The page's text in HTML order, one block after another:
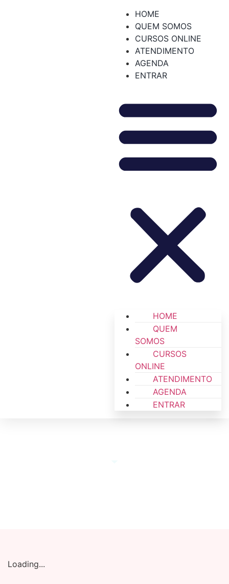
HOME
QUEM SOMOS
CURSOS ONLINE
ATENDIMENTO
AGENDA
ENTRAR
HOME
QUEM
SOMOS
CURSOS
ONLINE
ATENDIMENTO
AGENDA
ENTRAR
Loading...